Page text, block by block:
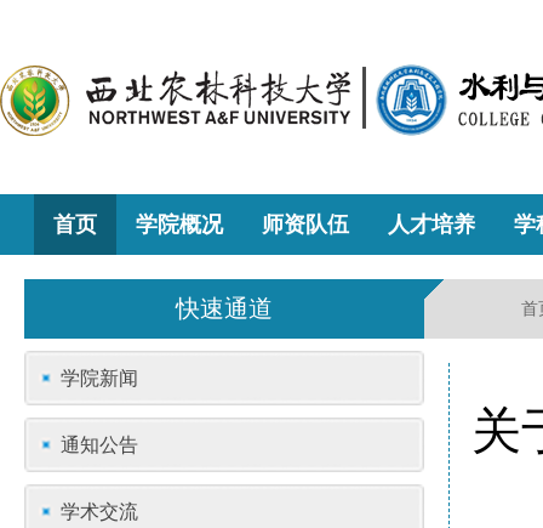
首页 学院概况 师资队伍 人才培养 学
快速通道 首
学院新闻
通知公告
学术交流
关